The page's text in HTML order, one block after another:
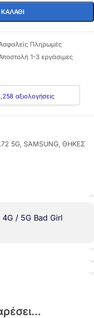
Πληρωμές
1-3 εργάσιμες
αξιολογήσεις
5G, SAMSUNG, ΘΗΚΕΣ
4G / 5G Bad Girl